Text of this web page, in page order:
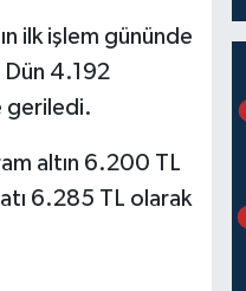
ilk işlem gününde
Dün 4.192
geriledi.
altın 6.200 TL
6.285 TL olarak